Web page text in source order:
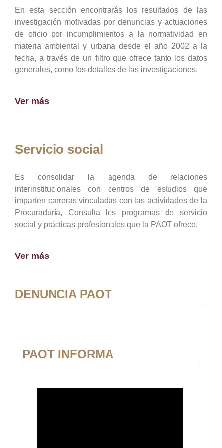
En esta sección encontrarás los resultados de las
investigación motivadas por denuncias y actuaciones
de oficio por incumplimientos a la normatividad en
materia ambiental y urbana desde el año 2002 a la
fecha, a través de un filtro que ofrece tanto los datos
generales, como los detalles de las investigaciones.
Ver más
Servicio social
Es consolidar la agenda de relaciones
interinstitucionales con centros de estudios que
imparten carreras vinculadas con las actividades de la
Procuraduría, Consulta los programas de servicio
social y prácticas profesionales que la PAOT ofrece.
Ver más
DENUNCIA PAOT
PAOT INFORMA